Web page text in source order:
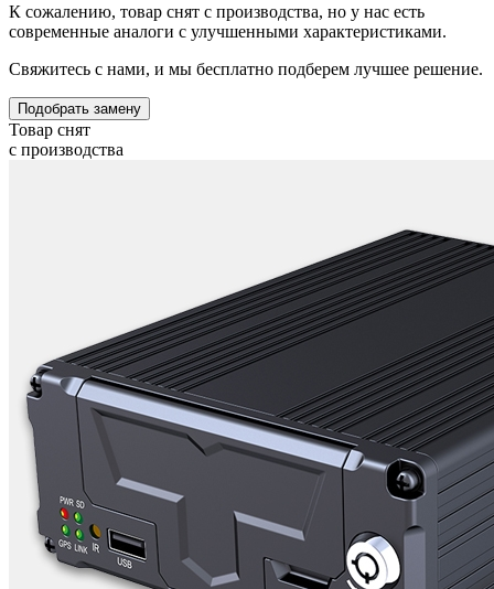
К сожалению, товар снят с производства, но у нас есть
современные аналоги с улучшенными характеристиками.
Свяжитесь с нами, и мы бесплатно подберем лучшее решение.
Подобрать замену
Товар снят
с производства